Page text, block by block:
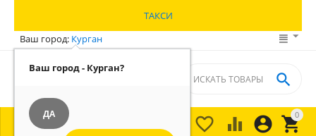
ТАКСИ
Ваш город: Курган
Ваш город - Курган?
ДА 0


 

 МЕНЮ